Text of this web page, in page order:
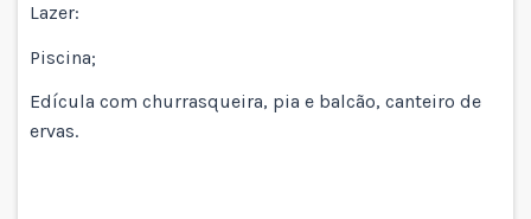
Lazer:
Piscina;
Edícula com churrasqueira, pia e balcão, canteiro de
ervas.